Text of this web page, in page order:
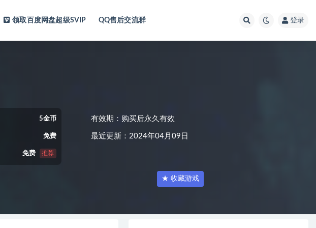
领取百度网盘超级SVIP QQ售后交流群 登录
5金币
免费
免费 推荐
有效期：购买后永久有效
最近更新：2024年04月09日
★ 收藏游戏